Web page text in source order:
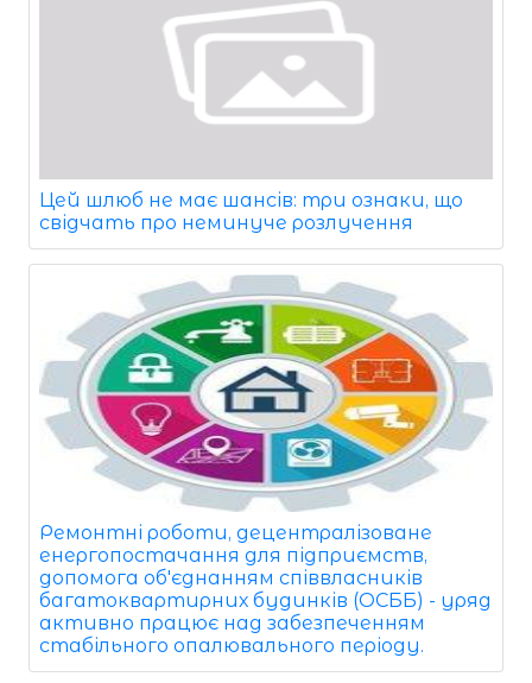
Цей шлюб не має шансів: три ознаки, що
свідчать про неминуче розлучення
Ремонтні роботи, децентралізоване
енергопостачання для підприємств,
допомога об'єднанням співвласників
багатоквартирних будинків (ОСББ) - уряд
активно працює над забезпеченням
стабільного опалювального періоду.